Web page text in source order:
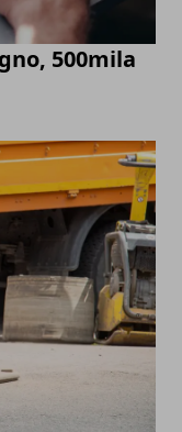
500mila